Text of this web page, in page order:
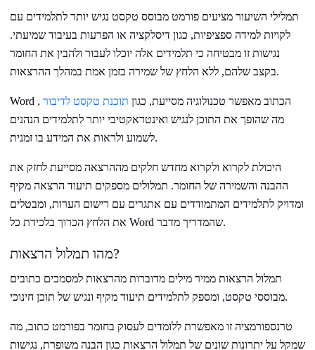
תמלילי השיעור מציעים פורמט מבוסס טקסט נגיש יותר לתלמידים עם
לקויות למידה ספציפיות, כגון דיסלקציה או הפרעות בעיבוד שמיעתי.
נגישות זו מבטיחה כי תלמידים אלה יוכלו לעבור ולהבין את החומר
בקצב שלהם, ללא הלחץ של שמירה בזמן אמת במהלך ההרצאות.
Word הכתוב מאפשר טכנולוגיה מסייעת, כגון תוכנת טקסט לדיבור ,
מה שהופך את התוכן לנגיש ואינטראקטיבי יותר לתלמידים הנהנים
לשמוע ולראות את המידע בו זמנית.
היכולת לקרוא ולקרוא מחדש חלקים מההרצאה מסייעת לחזק את
ההבנה והשמירה של החומר. תמלולים מספקים תיעוד הרצאה מקיף
ומדויק לתלמידים המתמודדים עם אתגרים עם רישום הערות, ומבטלים
את הלחץ הכרוך בלכידת כל Word שהמדריך מדבר.
מהו תמלול הרצאות?
תמלול הרצאות ממיר מילים מדוברות מהרצאות למסמכים כתובים
מבוססי טקסט, ומספק לתלמידים תיעוד מקיף ונגיש של תוכן חינוכי.
טרנספורמציה זו מאפשרת ללומדים לעסוק בחומר בפורמט כתוב, מה
שמקל על יתרונות שונים של תמלול הרצאות כגון הבנה משופרת, נגישות